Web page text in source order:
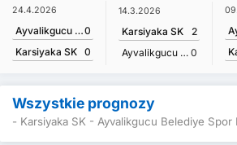
24.4.2026
Ayvalikgucu Belediye Spor Kulubu0
Karsiyaka SK 0
14.3.2026
Karsiyaka SK
2
Ayvalikgucu Belediye Spor Kulubu 0
Wszystkie prognozy
- Karsiyaka SK - Ayvalikgucu Belediye Spor